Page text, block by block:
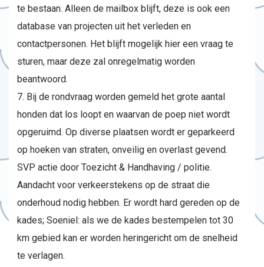
te bestaan. Alleen de mailbox blijft, deze is ook een
database van projecten uit het verleden en
contactpersonen. Het blijft mogelijk hier een vraag te
sturen, maar deze zal onregelmatig worden
beantwoord.
Bij de rondvraag worden gemeld het grote aantal
honden dat los loopt en waarvan de poep niet wordt
opgeruimd. Op diverse plaatsen wordt er geparkeerd
op hoeken van straten, onveilig en overlast gevend.
SVP actie door Toezicht & Handhaving / politie.
Aandacht voor verkeerstekens op de straat die
onderhoud nodig hebben. Er wordt hard gereden op de
kades; Soeniel: als we de kades bestempelen tot 30
km gebied kan er worden heringericht om de snelheid
te verlagen.